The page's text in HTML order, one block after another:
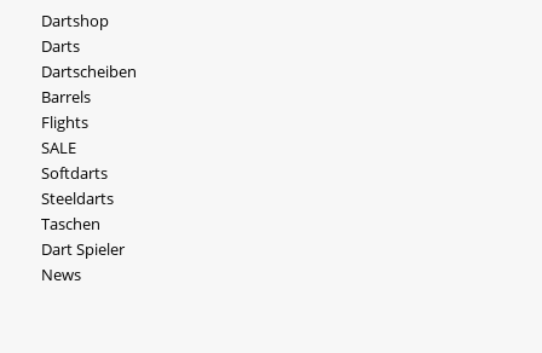
Dartshop
Darts
Dartscheiben
Barrels
Flights
SALE
Softdarts
Steeldarts
Taschen
Dart Spieler
News